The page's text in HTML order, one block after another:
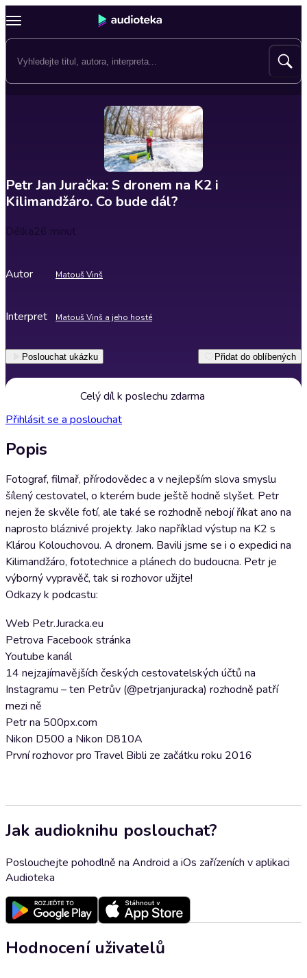
Petr Jan Juračka: S dronem na K2 i
Kilimandžáro. Co bude dál?
Délka26 minut
Autor Matouš Vinš
Interpret Matouš Vinš a jeho hosté
Poslouchat ukázku Přidat do oblíbených
Celý díl k poslechu zdarma
Přihlásit se a poslouchat
Popis
Fotograf, filmař, přírodovědec a v nejlepším slova smyslu
šílený cestovatel, o kterém bude ještě hodně slyšet. Petr
nejen že skvěle fotí, ale také se rozhodně nebojí říkat ano na
naprosto bláznivé projekty. Jako například výstup na K2 s
Klárou Kolouchovou. A dronem. Bavili jsme se i o expedici na
Kilimandžáro, fototechnice a plánech do budoucna. Petr je
výborný vypravěč, tak si rozhovor užijte!
Odkazy k podcastu:
Web Petr.Juracka.eu
Petrova Facebook stránka
Youtube kanál
14 nejzajímavějších českých cestovatelských účtů na
Instagramu – ten Petrův (@petrjanjuracka) rozhodně patří
mezi ně
Petr na 500px.com
Nikon D500 a Nikon D810A
První rozhovor pro Travel Bibli ze začátku roku 2016
Jak audioknihu poslouchat?
Poslouchejte pohodlně na Android a iOs zařízeních v aplikaci
Audioteka
Hodnocení uživatelů